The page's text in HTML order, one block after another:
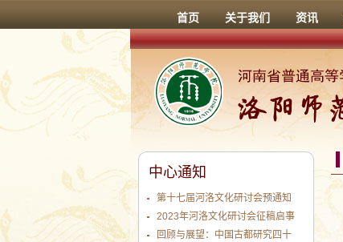
首页 关于我们 资讯
中心通知
第十七届河洛文化研讨会预通知
2023年河洛文化研讨会征稿启事
回顾与展望：中国古都研究四十